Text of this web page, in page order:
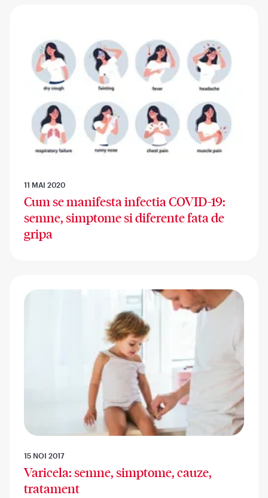
11 MAI 2020
Cum se manifesta infectia COVID-19:
semne, simptome si diferente fata de
gripa
15 NOI 2017
Varicela: semne, simptome, cauze,
tratament